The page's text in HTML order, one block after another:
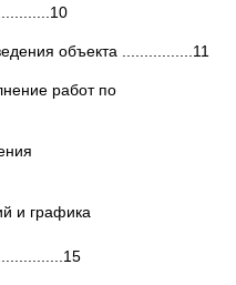
объекта ................11
работ по
и графика